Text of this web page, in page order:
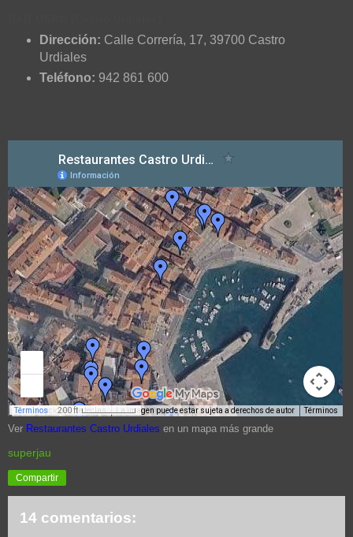
Dirección: Calle Correría, 17, 39700 Castro
Urdiales
Teléfono: 942 861 600
Ver Restaurantes Castro Urdiales en un mapa más grande
superjau
Compartir
14 comentarios: